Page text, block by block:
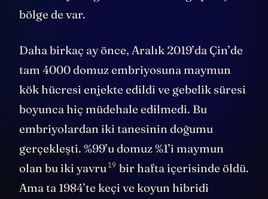
bölge de var.
Daha birkaç ay önce, Aralık 2019’da Çin’de
tam 4000 domuz embriyosuna maymun
kök hücresi enjekte edildi ve gebelik süresi
boyunca hiç müdehale edilmedi. Bu
embriyolardan iki tanesinin doğumu
gerçekleşti. %99’u domuz %1’i maymun
olan bu iki yavru 19 bir hafta içerisinde öldü.
Ama ta 1984’te keçi ve koyun hibridi